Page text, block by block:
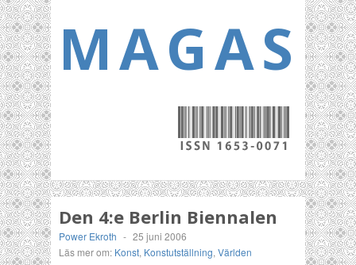
Den 4:e Berlin Biennalen
Power Ekroth - 25 juni 2006
Läs mer om: Konst, Konstutställning, Världen